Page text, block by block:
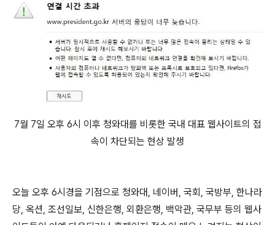
7월 7일 오후 6시 이후 청와대를 비롯한 국내 대표 웹사이트의 접
속이 차단되는 현상 발생
오늘 오후 6시경을 기점으로 청와대, 네이버, 국회, 국방부, 한나라
당, 옥션, 조선일보, 신한은행, 외환은행, 백악관, 국무부 등의 웹사